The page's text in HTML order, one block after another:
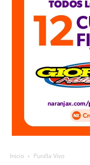
Inicio Punilla Vivo